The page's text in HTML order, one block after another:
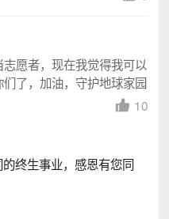
愿者，现在我觉得我可以
了，加油，守护地球家园
10
终生事业，感恩有您同